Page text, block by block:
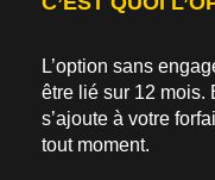
L’option sans
être lié sur 12 mois.
s’ajoute à votre
tout moment.